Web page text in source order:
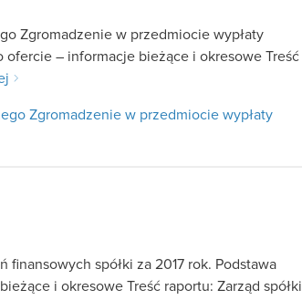
Zgromadzenie w przedmiocie wypłaty
ofercie – informacje bieżące i okresowe Treść
Zgromadzenie w przedmiocie wypłaty
finansowych spółki za 2017 rok. Podstawa
i okresowe Treść raportu: Zarząd spółki